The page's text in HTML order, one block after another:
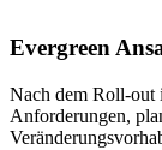
Evergreen
Nach dem Roll-out
Anforderungen,